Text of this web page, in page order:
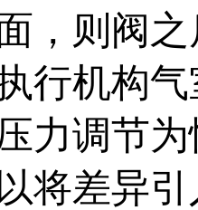
，则阀
行机构
力调节
将差异